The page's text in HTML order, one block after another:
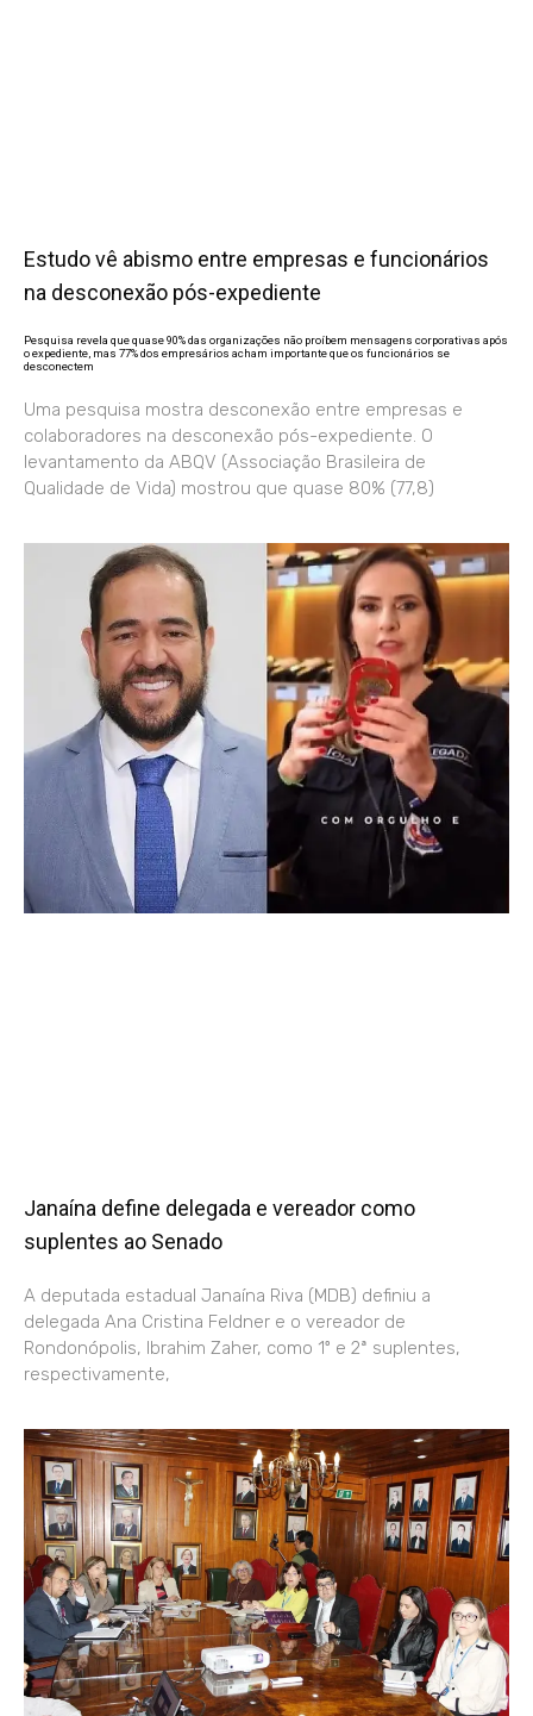
Estudo vê abismo entre empresas e funcionários
na desconexão pós-expediente
Pesquisa revela que quase 90% das organizações não proíbem mensagens corporativas após
o expediente, mas 77% dos empresários acham importante que os funcionários se
desconectem
Uma pesquisa mostra desconexão entre empresas e
colaboradores na desconexão pós-expediente. O
levantamento da ABQV (Associação Brasileira de
Qualidade de Vida) mostrou que quase 80% (77,8)
Janaína define delegada e vereador como
suplentes ao Senado
A deputada estadual Janaína Riva (MDB) definiu a
delegada Ana Cristina Feldner e o vereador de
Rondonópolis, Ibrahim Zaher, como 1º e 2ª suplentes,
respectivamente,